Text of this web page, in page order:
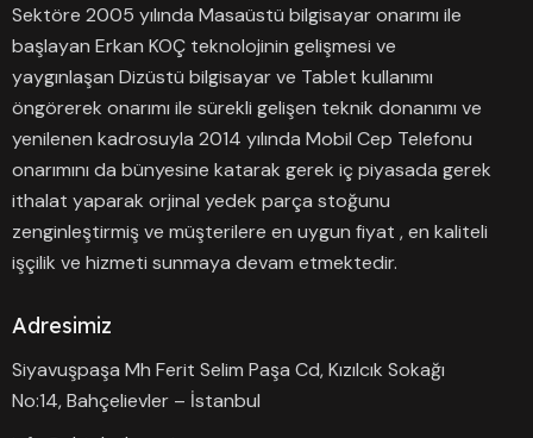
Sektöre 2005 yılında Masaüstü bilgisayar onarımı ile
başlayan Erkan KOÇ teknolojinin gelişmesi ve
yaygınlaşan Dizüstü bilgisayar ve Tablet kullanımı
öngörerek onarımı ile sürekli gelişen teknik donanımı ve
yenilenen kadrosuyla 2014 yılında Mobil Cep Telefonu
onarımını da bünyesine katarak gerek iç piyasada gerek
ithalat yaparak orjinal yedek parça stoğunu
zenginleştirmiş ve müşterilere en uygun fiyat , en kaliteli
işçilik ve hizmeti sunmaya devam etmektedir.
Adresimiz
Siyavuşpaşa Mh Ferit Selim Paşa Cd, Kızılcık Sokağı
No:14, Bahçelievler – İstanbul